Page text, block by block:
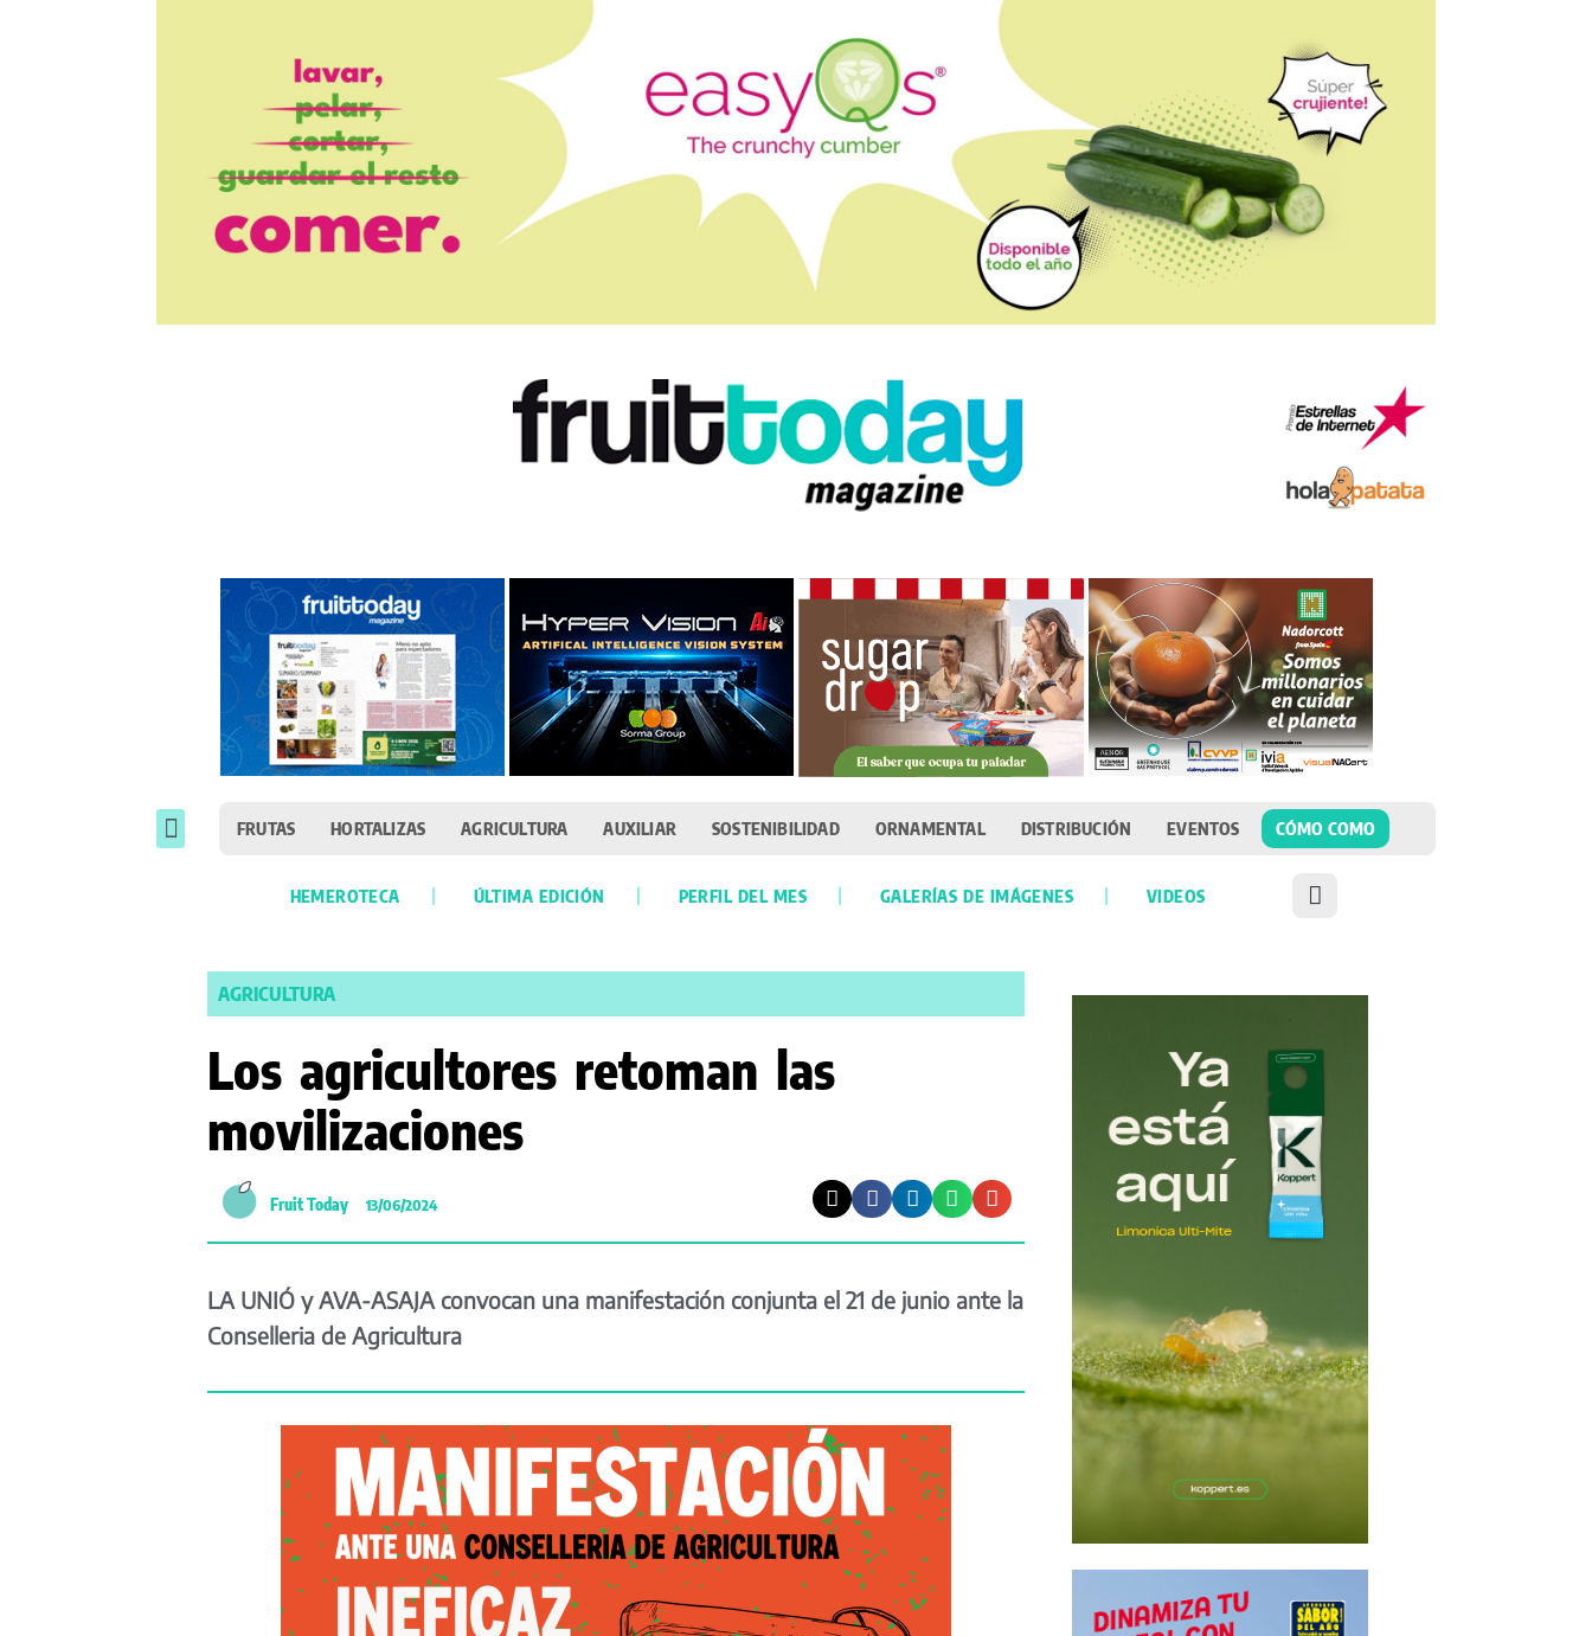
FRUTAS HORTALIZAS AGRICULTURA AUXILIAR SOSTENIBILIDAD ORNAMENTAL DISTRIBUCIÓN EVENTOS CÓMO COMO
HEMEROTECA ÚLTIMA EDICIÓN PERFIL DEL MES GALERÍAS DE IMÁGENES VIDEOS
AGRICULTURA
Los agricultores retoman las
movilizaciones
Fruit Today 13/06/2024
LA UNIÓ y AVA-ASAJA convocan una manifestación conjunta el 21 de junio ante la
Conselleria de Agricultura